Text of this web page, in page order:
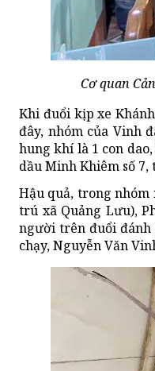
Cơ quan
Khi đuổi kịp xe
đây, nhóm của Vinh
hung khí là 1 con
dầu Minh Khiêm số
Hậu quả, trong nhóm
trú xã Quảng Lưu),
người trên đuổi đánh
chạy, Nguyễn Văn